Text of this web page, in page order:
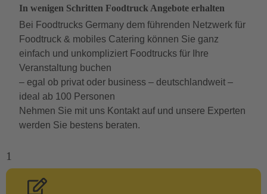
In wenigen Schritten Foodtruck Angebote erhalten
Bei Foodtrucks Germany dem führenden Netzwerk für
Foodtruck & mobiles Catering können Sie ganz
einfach und unkompliziert Foodtrucks für Ihre
Veranstaltung buchen
– egal ob privat oder business – deutschlandweit –
ideal ab 100 Personen
Nehmen Sie mit uns Kontakt auf und unsere Experten
werden Sie bestens beraten.
1